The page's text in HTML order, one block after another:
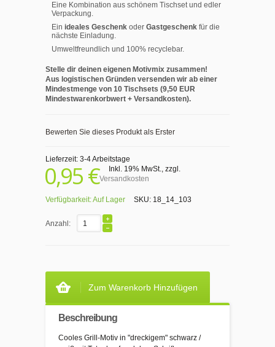
Eine Kombination aus schönem Tischset und edler
Verpackung.
Ein ideales Geschenk oder Gastgeschenk für die
nächste Einladung.
Umweltfreundlich und 100% recyclebar.
Stelle dir deinen eigenen Motivmix zusammen!
Aus logistischen Gründen versenden wir ab einer
Mindestmenge von 10 Tischsets (9,50 EUR
Mindestwarenkorbwert + Versandkosten).
Bewerten Sie dieses Produkt als Erster
Lieferzeit: 3-4 Arbeitstage
0,95 € Inkl. 19% MwSt., zzgl.
Versandkosten
Verfügbarkeit:Auf Lager SKU: 18_14_103
Anzahl:
Zum Warenkorb Hinzufügen
Beschreibung
Cooles Grill-Motiv in "dreckigem" schwarz /